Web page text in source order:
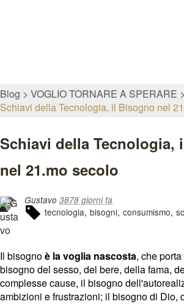
Blog
VOGLIO TORNARE A SPERARE
Schiavi della Tecnologia, il Bisogno nel
Schiavi della Tecnologia,
nel 21.mo secolo
Gustavo 3878 giorni fa
tecnologia bisogni consumismo
Il bisognoè la voglia nascosta, che
bisogno del sesso, del bere, della fama,
complesse cause, il bisogno
ambizioni e frustrazioni; il bisogno di Dio,